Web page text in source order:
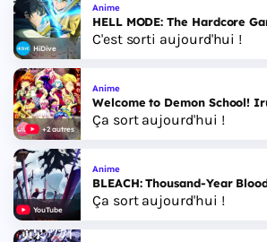
HiDive
Anime
HELL MODE: The Hardcore
C'est sorti aujourd'hui !
+2 autres
Anime
Welcome to Demon School!
Ça sort aujourd'hui !
YouTube
Anime
BLEACH: Thousand-Year
Ça sort aujourd'hui !